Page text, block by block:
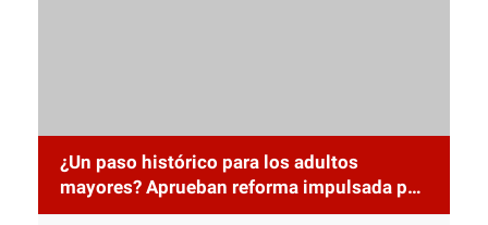
¿Un paso histórico para los adultos
mayores? Aprueban reforma impulsada por
el diputado Salomón Nazar para fortalecer